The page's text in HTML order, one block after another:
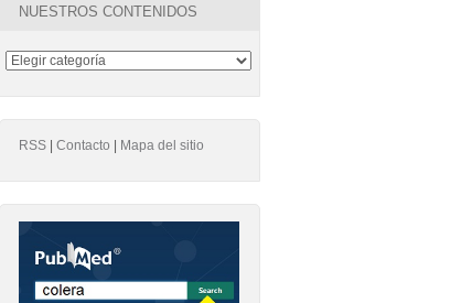
NUESTROS CONTENIDOS
RSS| Contacto Mapa del sitio